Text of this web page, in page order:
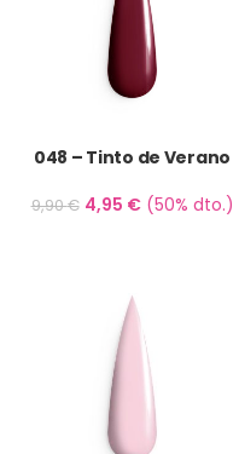
048 – Tinto de Verano
9,90€ 4,95 €(50% dto.)